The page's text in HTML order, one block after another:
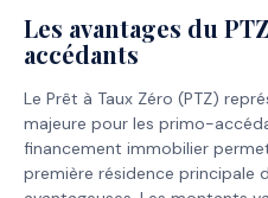
Les avantages du
accédants
Le Prêt à Taux Zéro (PTZ)
majeure pour les primo-
financement immobilier
première résidence principale